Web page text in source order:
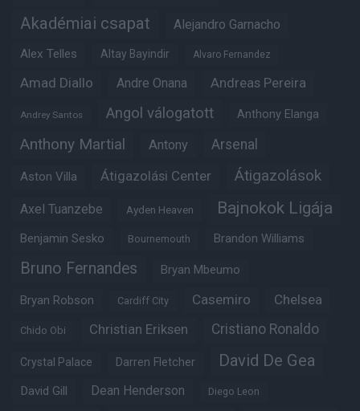
Akadémiai csapat Alejandro Garnacho
Alex Telles Altay Bayindir Alvaro Fernandez
Amad Diallo Andre Onana Andreas Pereira
Andrey Santos Angol válogatott Anthony Elanga
Anthony Martial Antony Arsenal
Aston Villa Átigazolási Center Átigazolások
Axel Tuanzebe Ayden Heaven Bajnokok Ligája
Benjamin Sesko Bournemouth Brandon Williams
Bruno Fernandes Bryan Mbeumo
Bryan Robson Cardiff City Casemiro Chelsea
Chido Obi Christian Eriksen Cristiano Ronaldo
Crystal Palace Darren Fletcher David De Gea
David Gill Dean Henderson Diego Leon